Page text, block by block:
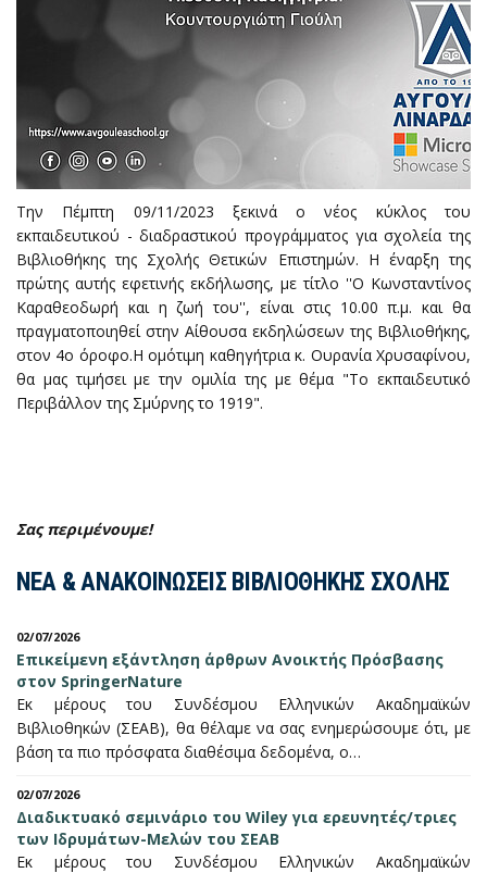
Την Πέμπτη 09/11/2023 ξεκινά ο νέος κύκλος του
εκπαιδευτικού - διαδραστικού προγράμματος για σχολεία της
Βιβλιοθήκης της Σχολής Θετικών Επιστημών. Η έναρξη της
πρώτης αυτής εφετινής εκδήλωσης, με τίτλο ''Ο Κωνσταντίνος
Καραθεοδωρή και η ζωή του'', είναι στις 10.00 π.μ. και θα
πραγματοποιηθεί στην Αίθουσα εκδηλώσεων της Βιβλιοθήκης,
στον 4ο όροφο.Η ομότιμη καθηγήτρια κ. Ουρανία Χρυσαφίνου,
θα μας τιμήσει με την ομιλία της με θέμα "Το εκπαιδευτικό
Περιβάλλον της Σμύρνης το 1919".
Σας περιμένουμε!
ΝΕΑ & ΑΝΑΚΟΙΝΩΣΕΙΣ ΒΙΒΛΙΟΘΗΚΗΣ ΣΧΟΛΗΣ
02/07/2026
Επικείμενη εξάντληση άρθρων Ανοικτής Πρόσβασης
στον SpringerNature
Εκ μέρους του Συνδέσμου Ελληνικών Ακαδημαϊκών
Βιβλιοθηκών (ΣΕΑΒ), θα θέλαμε να σας ενημερώσουμε ότι, με
βάση τα πιο πρόσφατα διαθέσιμα δεδομένα, ο…
02/07/2026
Διαδικτυακό σεμινάριο του Wiley για ερευνητές/τριες
των Ιδρυμάτων-Μελών του ΣΕΑΒ
Εκ μέρους του Συνδέσμου Ελληνικών Ακαδημαϊκών